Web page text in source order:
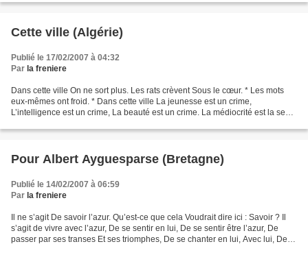
Cette ville (Algérie)
Publié le 17/02/2007 à 04:32
Par la freniere
Dans cette ville On ne sort plus. Les rats crèvent Sous le cœur. * Les mots
eux-mêmes ont froid. * Dans cette ville La jeunesse est un crime,
L’intelligence est un crime, La beauté est un crime. La médiocrité est la seule
Pour Albert Ayguesparse (Bretagne)
Publié le 14/02/2007 à 06:59
Par la freniere
Il ne s’agit De savoir l’azur. Qu’est-ce que cela Voudrait dire ici : Savoir ? Il
s’agit de vivre avec l’azur, De se sentir en lui, De se sentir être l’azur, De
passer par ses transes Et ses triomphes, De se chanter en lui, Avec lui, De